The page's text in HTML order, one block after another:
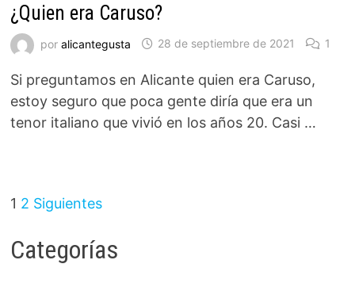
¿Quien era Caruso?
por alicantegusta 28 de septiembre de 2021 1
Si preguntamos en Alicante quien era Caruso,
estoy seguro que poca gente diría que era un
tenor italiano que vivió en los años 20. Casi …
Paginación
de
entradas
1 2 Siguientes
Categorías